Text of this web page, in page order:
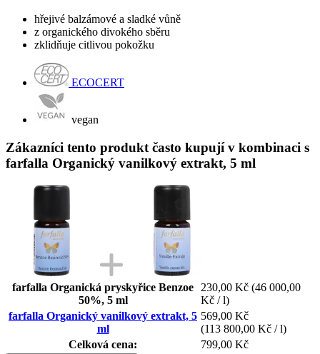
hřejivé balzámové a sladké vůně
z organického divokého sběru
zklidňuje citlivou pokožku
ECOCERT
vegan
Zákazníci tento produkt často kupují v kombinaci s
farfalla Organický vanilkový extrakt, 5 ml
farfalla Organická pryskyřice Benzoe
50%, 5 ml
230,00 Kč (46 000,00
Kč / l)
farfalla Organický vanilkový extrakt, 5
ml
569,00 Kč
(113 800,00 Kč / l)
Celková cena:
799,00 Kč